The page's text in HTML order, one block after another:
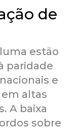
de
estão
paridade
e
altas
A baixa
sobre